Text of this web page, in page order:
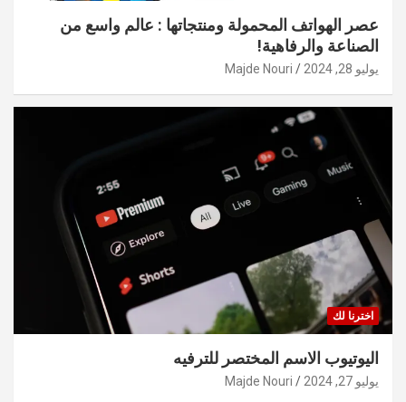
عصر الهواتف المحمولة ومنتجاتها : عالم واسع من
الصناعة والرفاهية!
يوليو 28, 2024 Majde Nouri
اخترنا لك
اليوتيوب الاسم المختصر للترفيه
يوليو 27, 2024 Majde Nouri